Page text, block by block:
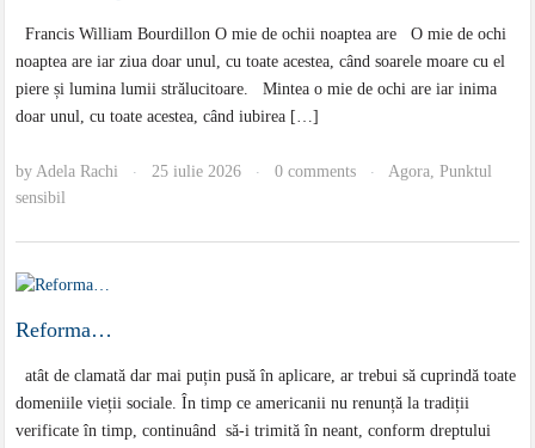
Francis William Bourdillon O mie de ochii noaptea are O mie de ochi
noaptea are iar ziua doar unul, cu toate acestea, când soarele moare cu el
piere și lumina lumii strălucitoare. Mintea o mie de ochi are iar inima
doar unul, cu toate acestea, când iubirea […]
by Adela Rachi · 25 iulie 2026 · 0 comments · Agora ,Punktul
sensibil
Reforma…
atât de clamată dar mai puțin pusă în aplicare, ar trebui să cuprindă toate
domeniile vieții sociale. În timp ce americanii nu renunță la tradiții
verificate în timp, continuând să-i trimită în neant, conform dreptului